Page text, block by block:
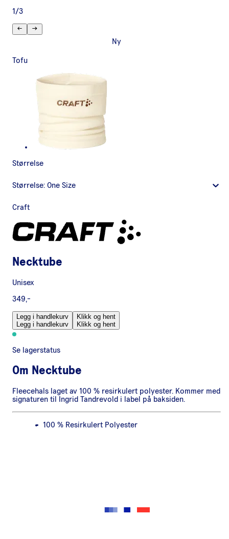
1 /3
Ny
Tofu
Størrelse
Størrelse: One Size
Craft
Necktube
Unisex
349,-
Legg i handlekurv
Legg i handlekurv
Klikk og hent
Klikk og hent
Se lagerstatus
Om Necktube
Fleecehals laget av 100 % resirkulert polyester. Kommer med
signaturen til Ingrid Tandrevold i label på baksiden.
100 % Resirkulert Polyester